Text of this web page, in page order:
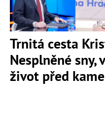
Trnitá cesta
Nesplněné sny,
život před